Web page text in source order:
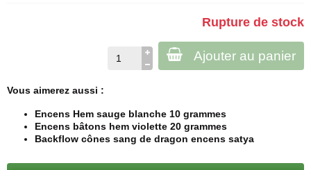
Rupture de stock
Ajouter au panier
Vous aimerez aussi :
Encens Hem sauge blanche 10 grammes
Encens bâtons hem violette 20 grammes
Backflow cônes sang de dragon encens satya